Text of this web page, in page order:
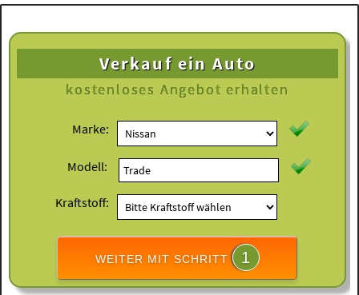
Verkauf ein Auto
kostenloses Angebot erhalten
Marke:
Modell:
Kraftstoff:
WEITER MIT SCHRITT 1